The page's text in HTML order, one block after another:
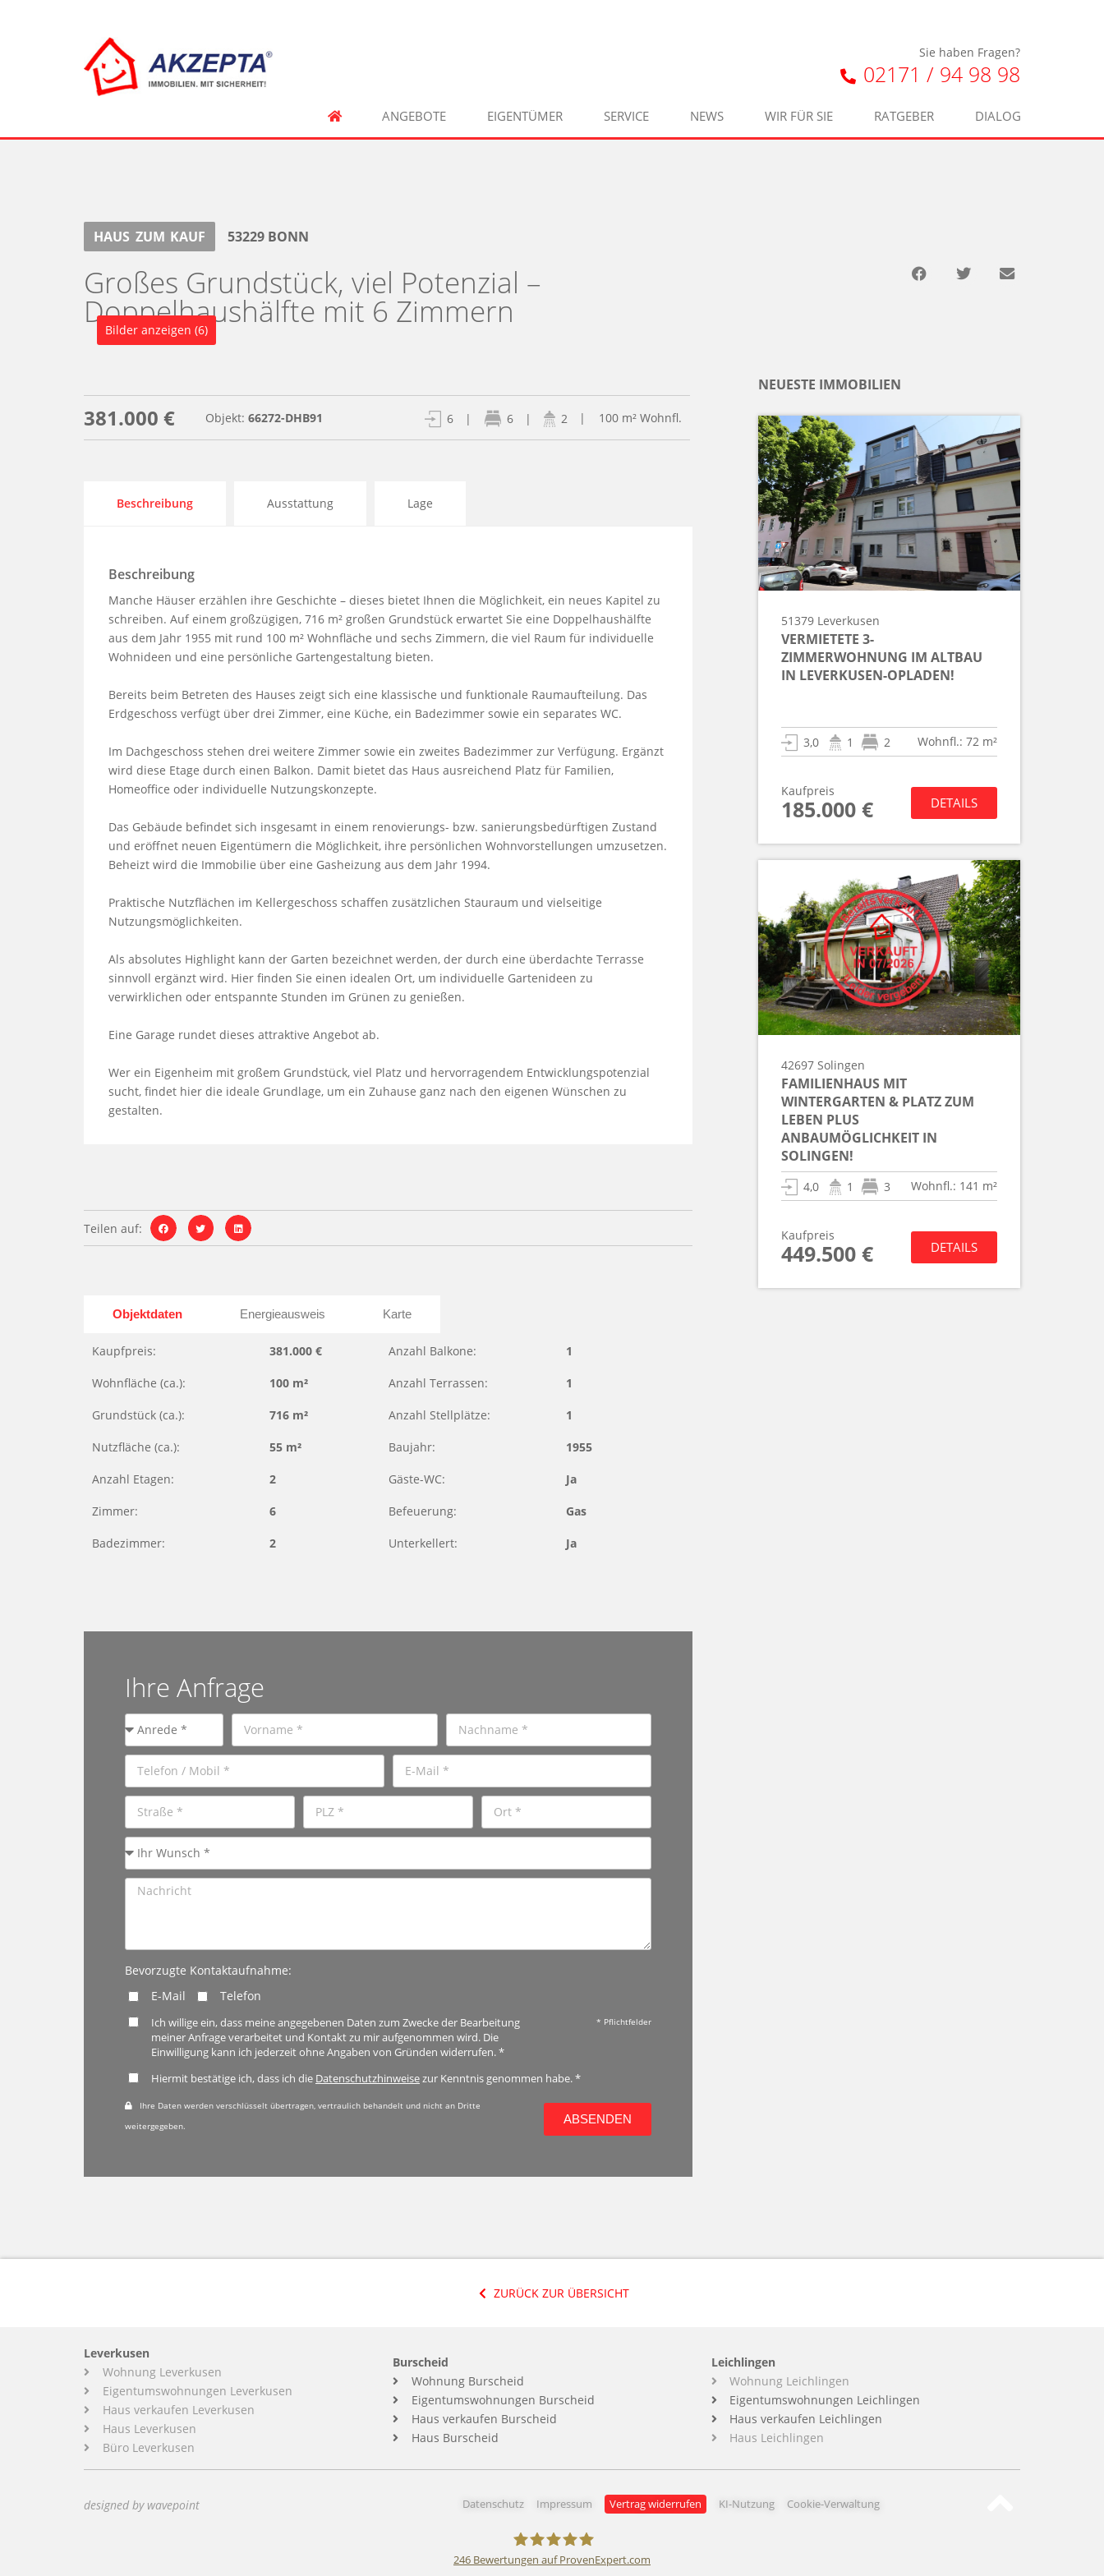
Leverkusen
Wohnung Leverkusen
Eigentumswohnungen Leverkusen
Haus verkaufen Leverkusen
Haus Leverkusen
Büro Leverkusen
Burscheid
Wohnung Burscheid
Eigentumswohnungen Burscheid
Haus verkaufen Burscheid
Haus Burscheid
Leichlingen
Wohnung Leichlingen
Eigentumswohnungen Leichlingen
Haus verkaufen Leichlingen
Haus Leichlingen
designed by wavepoint Datenschutz Impressum Vertrag widerrufen KI-Nutzung Cookie-Verwaltung
246 Bewertungen auf ProvenExpert.com
Sie haben Fragen?
02171 / 94 98 98
ANGEBOTE EIGENTÜMER SERVICE NEWS WIR FÜR SIE RATGEBER DIALOG
HAUS ZUM KAUF 53229 BONN
Großes Grundstück, viel Potenzial –
Doppelhaushälfte mit 6 Zimmern
Bilder anzeigen (6)
381.000 € Objekt:66272-DHB91 6 | 6 | 2 | 100 m² Wohnfl.
Beschreibung Ausstattung Lage
Beschreibung
Manche Häuser erzählen ihre Geschichte – dieses bietet Ihnen die Möglichkeit, ein neues Kapitel zu
schreiben. Auf einem großzügigen, 716 m² großen Grundstück erwartet Sie eine Doppelhaushälfte
aus dem Jahr 1955 mit rund 100 m² Wohnfläche und sechs Zimmern, die viel Raum für individuelle
Wohnideen und eine persönliche Gartengestaltung bieten.
Bereits beim Betreten des Hauses zeigt sich eine klassische und funktionale Raumaufteilung. Das
Erdgeschoss verfügt über drei Zimmer, eine Küche, ein Badezimmer sowie ein separates WC.
Im Dachgeschoss stehen drei weitere Zimmer sowie ein zweites Badezimmer zur Verfügung. Ergänzt
wird diese Etage durch einen Balkon. Damit bietet das Haus ausreichend Platz für Familien,
Homeoffice oder individuelle Nutzungskonzepte.
Das Gebäude befindet sich insgesamt in einem renovierungs- bzw. sanierungsbedürftigen Zustand
und eröffnet neuen Eigentümern die Möglichkeit, ihre persönlichen Wohnvorstellungen umzusetzen.
Beheizt wird die Immobilie über eine Gasheizung aus dem Jahr 1994.
Praktische Nutzflächen im Kellergeschoss schaffen zusätzlichen Stauraum und vielseitige
Nutzungsmöglichkeiten.
Als absolutes Highlight kann der Garten bezeichnet werden, der durch eine überdachte Terrasse
sinnvoll ergänzt wird. Hier finden Sie einen idealen Ort, um individuelle Gartenideen zu
verwirklichen oder entspannte Stunden im Grünen zu genießen.
Eine Garage rundet dieses attraktive Angebot ab.
Wer ein Eigenheim mit großem Grundstück, viel Platz und hervorragendem Entwicklungspotenzial
sucht, findet hier die ideale Grundlage, um ein Zuhause ganz nach den eigenen Wünschen zu
gestalten.
Teilen auf:
Objektdaten Energieausweis Karte
Kaupfpreis: 381.000 €
Wohnfläche (ca.): 100 m²
Grundstück (ca.): 716 m²
Nutzfläche (ca.): 55 m²
Anzahl Etagen: 2
Zimmer: 6
Badezimmer: 2
Anzahl Balkone: 1
Anzahl Terrassen: 1
Anzahl Stellplätze: 1
Baujahr: 1955
Gäste-WC: Ja
Befeuerung: Gas
Unterkellert: Ja
Ihre Anfrage
Bevorzugte Kontaktaufnahme:
E-Mail
Telefon
Ich willige ein, dass meine angegebenen Daten zum Zwecke der Bearbeitung
meiner Anfrage verarbeitet und Kontakt zu mir aufgenommen wird. Die
Einwilligung kann ich jederzeit ohne Angaben von Gründen widerrufen. *
* Pflichtfelder
Hiermit bestätige ich, dass ich die Datenschutzhinweisezur Kenntnis genommen habe. *
Ihre Daten werden verschlüsselt übertragen, vertraulich behandelt und nicht an Dritte
weitergegeben.
ABSENDEN
NEUESTE IMMOBILIEN
51379Leverkusen
VERMIETETE 3-
ZIMMERWOHNUNG IM ALTBAU
IN LEVERKUSEN-OPLADEN!
3,0 1 2 Wohnfl.: 72 m²
Kaufpreis
185.000 € DETAILS
42697Solingen
FAMILIENHAUS MIT
WINTERGARTEN & PLATZ ZUM
LEBEN PLUS
ANBAUMÖGLICHKEIT IN
SOLINGEN!
4,0 1 3 Wohnfl.: 141 m²
Kaufpreis
449.500 € DETAILS
ZURÜCK ZUR ÜBERSICHT